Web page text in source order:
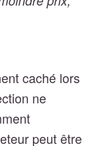
caché lors
ne
peut être